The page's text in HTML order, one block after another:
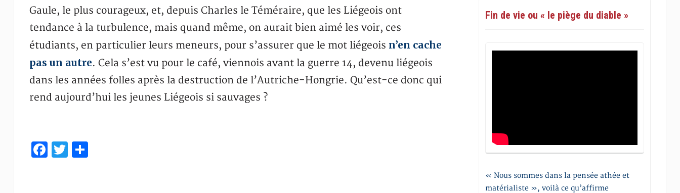
Gaule, le plus courageux, et, depuis Charles le Téméraire, que les Liégeois ont
tendance à la turbulence, mais quand même, on aurait bien aimé les voir, ces
étudiants, en particulier leurs meneurs, pour s’assurer que le mot liégeois n’en cache
pas un autre. Cela s’est vu pour le café, viennois avant la guerre 14, devenu liégeois
dans les années folles après la destruction de l’Autriche-Hongrie. Qu’est-ce donc qui
rend aujourd’hui les jeunes Liégeois si sauvages ?
Facebook
Twitter
Partager
Fin de vie ou « le piège du diable »
« Nous sommes dans la pensée athée et
matérialiste », voilà ce qu’affirme